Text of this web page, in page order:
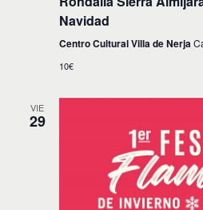
Navidad
Centro Cultural Villa de Nerja
10€
VIE
29